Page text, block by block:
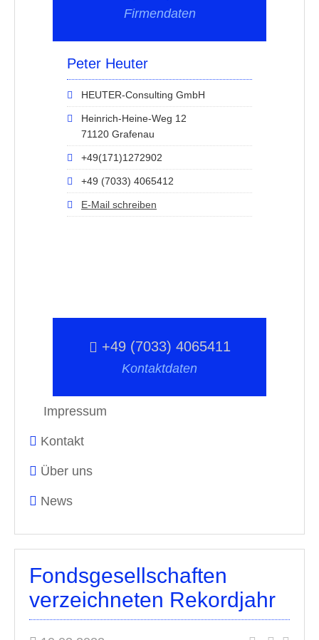
Firmendaten
Peter Heuter
HEUTER-Consulting GmbH
Heinrich-Heine-Weg 12
71120 Grafenau
+49(171)1272902
+49 (7033) 4065412
E-Mail schreiben
+49 (7033) 4065411
Kontaktdaten
Impressum
Kontakt
Über uns
News
Fondsgesellschaften
verzeichneten Rekordjahr